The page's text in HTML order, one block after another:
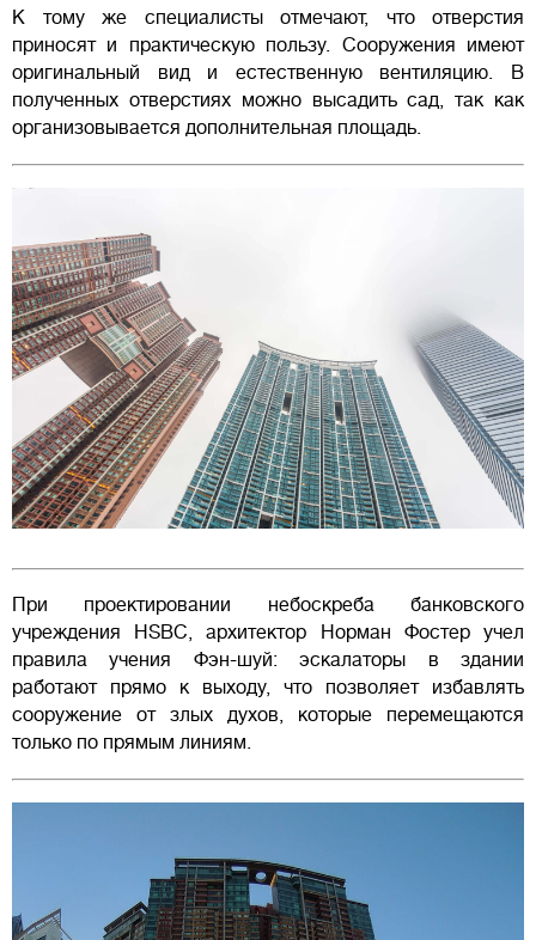
К тому же специалисты отмечают, что отверстия
приносят и практическую пользу. Сооружения имеют
оригинальный вид и естественную вентиляцию. В
полученных отверстиях можно высадить сад, так как
организовывается дополнительная площадь.
При проектировании небоскреба банковского
учреждения HSBC, архитектор Норман Фостер учел
правила учения Фэн-шуй: эскалаторы в здании
работают прямо к выходу, что позволяет избавлять
сооружение от злых духов, которые перемещаются
только по прямым линиям.